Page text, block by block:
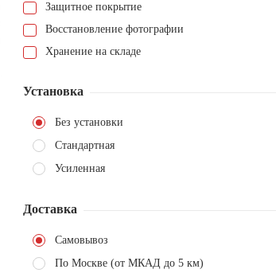
Защитное покрытие
Восстановление фотографии
Хранение на складе
Установка
Без установки
Стандартная
Усиленная
Доставка
Самовывоз
По Москве (от МКАД до 5 км)